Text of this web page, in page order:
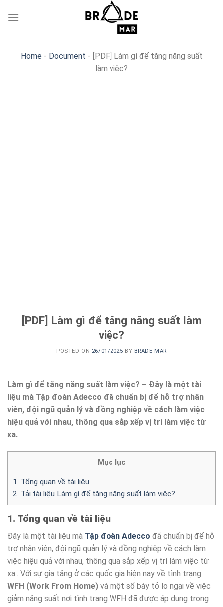
Home - Document - [PDF] Làm gì để tăng năng suất
làm việc?
[PDF] Làm gì để tăng năng suất làm
việc?
POSTED ON 26/01/2025 BY BRADE MAR
Làm gì để tăng năng suất làm việc? – Đây là một tài
liệu mà Tập đoàn Adecco đã chuẩn bị để hỗ trợ nhân
viên, đội ngũ quản lý và đồng nghiệp về cách làm việc
hiệu quả với nhau, thông qua sắp xếp vị trí làm việc từ
xa.
Mục lục
1. Tổng quan về tài liệu
2. Tải tài liệu Làm gì để tăng năng suất làm việc?
1. Tổng quan về tài liệu
Đây là một tài liệu mà Tập đoàn Adecco đã chuẩn bị để hỗ
trợ nhân viên, đội ngũ quản lý và đồng nghiệp về cách làm
việc hiệu quả với nhau, thông qua sắp xếp vị trí làm việc từ
xa.. Với sự gia tăng ở các quốc gia hiện nay về tình trạng
WFH (Work From Home) và một số bày tỏ lo ngại về việc
giảm năng suất nơi tình trạng WFH đã được áp dụng trong